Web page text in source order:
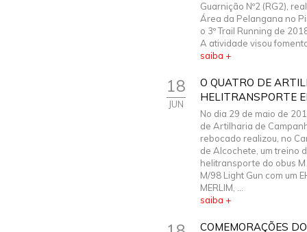
Guarnição Nº2 (RG2),
Área da Pelangana no
o 3º Trail Running de
A atividade visou
saiba +
18
JUN
O QUATRO DE
HELITRANSPORTE
No dia 29 de maio de
de Artilharia de
rebocado realizou, no
de Alcochete, um treino
helitransporte do obus
M/98 Light Gun com um
MERLIM, ...
saiba +
COMEMORAÇÕES